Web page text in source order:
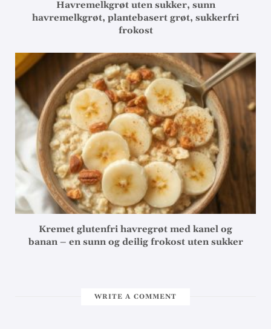
Havremelkgrøt uten sukker, sunn
havremelkgrøt, plantebasert grøt, sukkerfri
frokost
Kremet glutenfri havregrøt med kanel og
banan – en sunn og deilig frokost uten sukker
WRITE A COMMENT